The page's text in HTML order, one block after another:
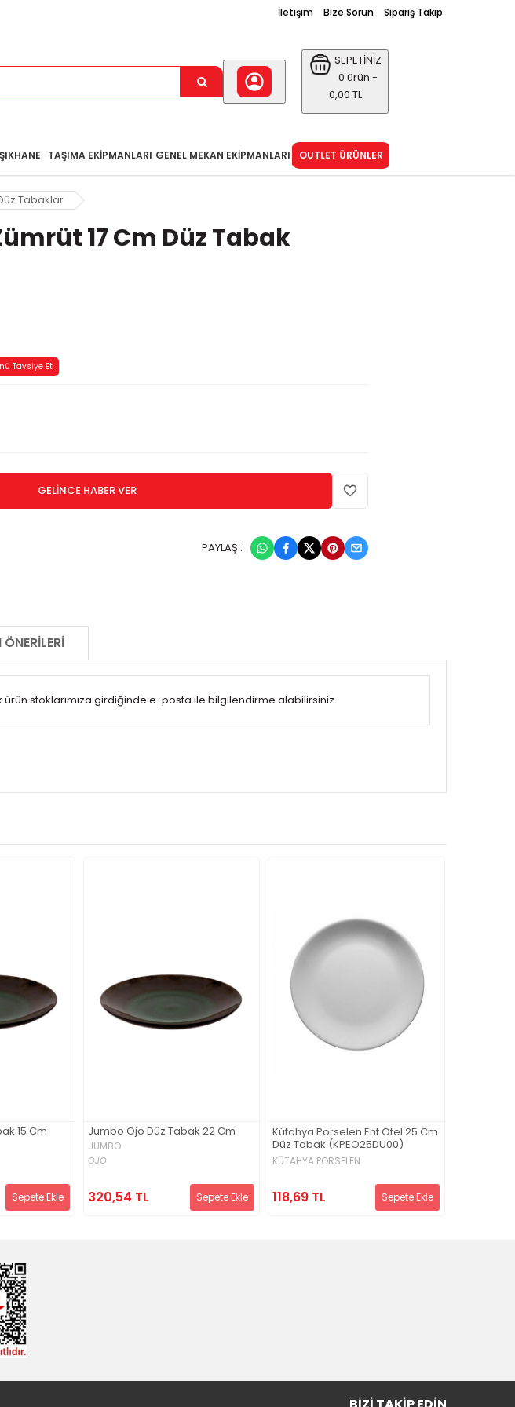
İletişim Bize Sorun Sipariş Takip
SEPETİNİZ
0 ürün -
0,00 TL
TAŞIMA EKIPMANLARI GENEL MEKAN EKIPMANLARI OUTLET ÜRÜNLER
Tabaklar
17 Cm Düz Tabak
Tavsiye Et
GELİNCE HABER VER
PAYLAŞ :
ÖNERILERI
stoklarımıza girdiğinde e-posta ile bilgilendirme alabilirsiniz.
15 Cm
Sepete Ekle
Jumbo Ojo Düz Tabak 22 Cm
JUMBO
OJO
320,54 TL Sepete Ekle
Kütahya Porselen Ent Otel 25 Cm
Düz Tabak (KPEO25DU00)
KÜTAHYA PORSELEN
118,69 TL Sepete Ekle